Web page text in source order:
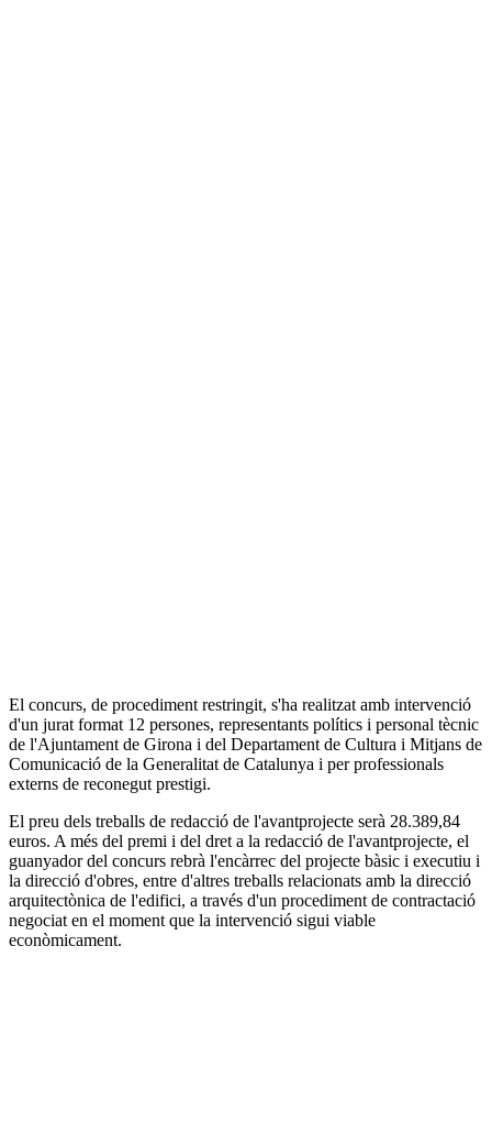
El concurs, de procediment restringit, s'ha realitzat amb intervenció
d'un jurat format 12 persones, representants polítics i personal tècnic
de l'Ajuntament de Girona i del Departament de Cultura i Mitjans de
Comunicació de la Generalitat de Catalunya i per professionals
externs de reconegut prestigi.
El preu dels treballs de redacció de l'avantprojecte serà 28.389,84
euros. A més del premi i del dret a la redacció de l'avantprojecte, el
guanyador del concurs rebrà l'encàrrec del projecte bàsic i executiu i
la direcció d'obres, entre d'altres treballs relacionats amb la direcció
arquitectònica de l'edifici, a través d'un procediment de contractació
negociat en el moment que la intervenció sigui viable
econòmicament.